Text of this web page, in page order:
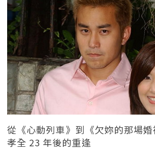
從《心動列車》到《欠妳的那場
孝全 23 年後的重逢